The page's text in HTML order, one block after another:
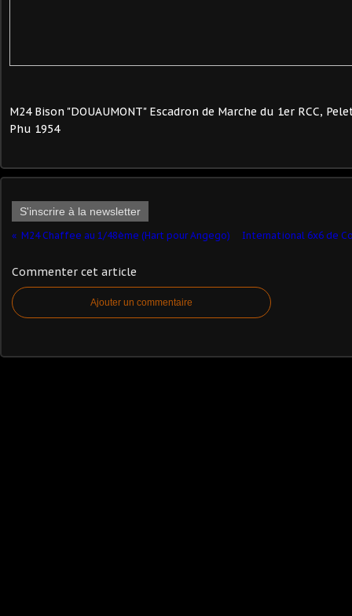
M24 Bison "DOUAUMONT" Escadron de Marche du 1er RCC,
Phu 1954
S'inscrire à la newsletter
M24 Chaffee au 1/48ème (Hart pour Angego) International 6x6 de
Commenter cet article
Ajouter un commentaire